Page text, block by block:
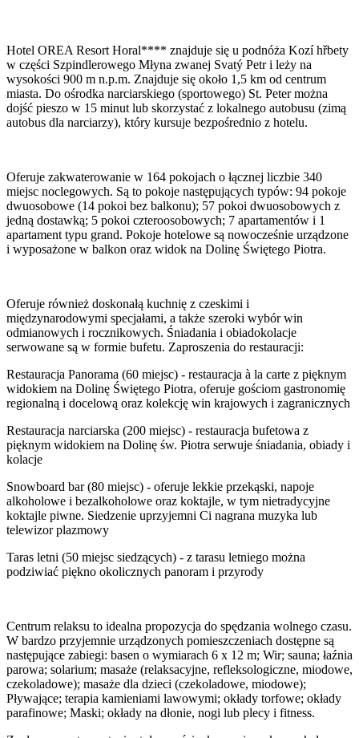
Hotel OREA Resort Horal**** znajduje się u podnóża Kozí hřbety
w części Szpindlerowego Młyna zwanej Svatý Petr i leży na
wysokości 900 m n.p.m. Znajduje się około 1,5 km od centrum
miasta. Do ośrodka narciarskiego (sportowego) St. Peter można
dojść pieszo w 15 minut lub skorzystać z lokalnego autobusu (zimą
autobus dla narciarzy), który kursuje bezpośrednio z hotelu.
Oferuje zakwaterowanie w 164 pokojach o łącznej liczbie 340
miejsc noclegowych. Są to pokoje następujących typów: 94 pokoje
dwuosobowe (14 pokoi bez balkonu); 57 pokoi dwuosobowych z
jedną dostawką; 5 pokoi czteroosobowych; 7 apartamentów i 1
apartament typu grand. Pokoje hotelowe są nowocześnie urządzone
i wyposażone w balkon oraz widok na Dolinę Świętego Piotra.
Oferuje również doskonałą kuchnię z czeskimi i
międzynarodowymi specjałami, a także szeroki wybór win
odmianowych i rocznikowych. Śniadania i obiadokolacje
serwowane są w formie bufetu. Zaproszenia do restauracji:
Restauracja Panorama (60 miejsc) - restauracja à la carte z pięknym
widokiem na Dolinę Świętego Piotra, oferuje gościom gastronomię
regionalną i docelową oraz kolekcję win krajowych i zagranicznych
Restauracja narciarska (200 miejsc) - restauracja bufetowa z
pięknym widokiem na Dolinę św. Piotra serwuje śniadania, obiady i
kolacje
Snowboard bar (80 miejsc) - oferuje lekkie przekąski, napoje
alkoholowe i bezalkoholowe oraz koktajle, w tym nietradycyjne
koktajle piwne. Siedzenie uprzyjemni Ci nagrana muzyka lub
telewizor plazmowy
Taras letni (50 miejsc siedzących) - z tarasu letniego można
podziwiać piękno okolicznych panoram i przyrody
Centrum relaksu to idealna propozycja do spędzania wolnego czasu.
W bardzo przyjemnie urządzonych pomieszczeniach dostępne są
następujące zabiegi: basen o wymiarach 6 x 12 m; Wir; sauna; łaźnia
parowa; solarium; masaże (relaksacyjne, refleksologiczne, miodowe,
czekoladowe); masaże dla dzieci (czekoladowe, miodowe);
Pływające; terapia kamieniami lawowymi; okłady torfowe; okłady
parafinowe; Maski; okłady na dłonie, nogi lub plecy i fitness.